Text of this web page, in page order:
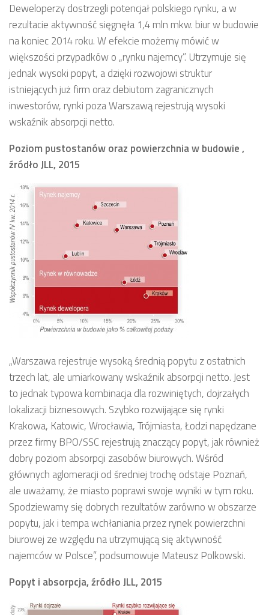
Deweloperzy dostrzegli potencjał polskiego rynku, a w
rezultacie aktywność sięgnęła 1,4 mln mkw. biur w budowie
na koniec 2014 roku. W efekcie możemy mówić w
większości przypadków o „rynku najemcy”. Utrzymuje się
jednak wysoki popyt, a dzięki rozwojowi struktur
istniejących już firm oraz debiutom zagranicznych
inwestorów, rynki poza Warszawą rejestrują wysoki
wskaźnik absorpcji netto.
Poziom pustostanów oraz powierzchnia w budowie ,
źródło JLL, 2015
„Warszawa rejestruje wysoką średnią popytu z ostatnich
trzech lat, ale umiarkowany wskaźnik absorpcji netto. Jest
to jednak typowa kombinacja dla rozwiniętych, dojrzałych
lokalizacji biznesowych. Szybko rozwijające się rynki
Krakowa, Katowic, Wrocławia, Trójmiasta, Łodzi napędzane
przez firmy BPO/SSC rejestrują znaczący popyt, jak również
dobry poziom absorpcji zasobów biurowych. Wśród
głównych aglomeracji od średniej trochę odstaje Poznań,
ale uważamy, że miasto poprawi swoje wyniki w tym roku.
Spodziewamy się dobrych rezultatów zarówno w obszarze
popytu, jak i tempa wchłaniania przez rynek powierzchni
biurowej ze względu na utrzymującą się aktywność
najemców w Polsce”, podsumowuje Mateusz Polkowski.
Popyt i absorpcja, źródło JLL, 2015